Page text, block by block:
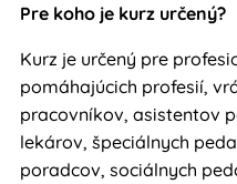
Pre koho je kurz určený?
Kurz je určený pre
pomáhajúcich profesií,
pracovníkov, asistentov
lekárov, špeciálnych
poradcov, sociálnych